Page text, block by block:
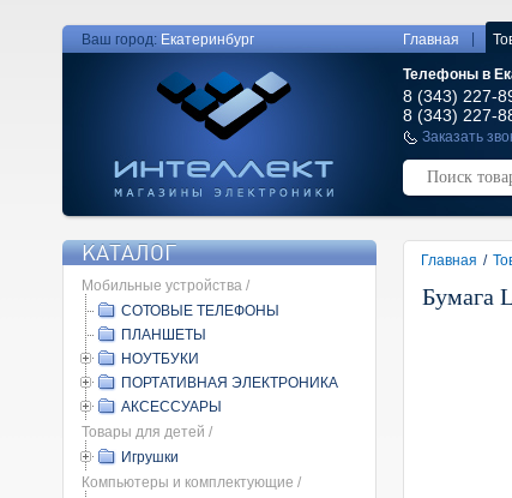
Ваш город: Екатеринбург Главная
Телефоны в
8 (343) 227-
8 (343) 227-
Заказать
КАТАЛОГ
Мобильные устройства /
СОТОВЫЕ ТЕЛЕФОНЫ
ПЛАНШЕТЫ
НОУТБУКИ
ПОРТАТИВНАЯ ЭЛЕКТРОНИКА
АКСЕССУАРЫ
Товары для детей /
Игрушки
Компьютеры и комплектующие /
Главная /
Бумага